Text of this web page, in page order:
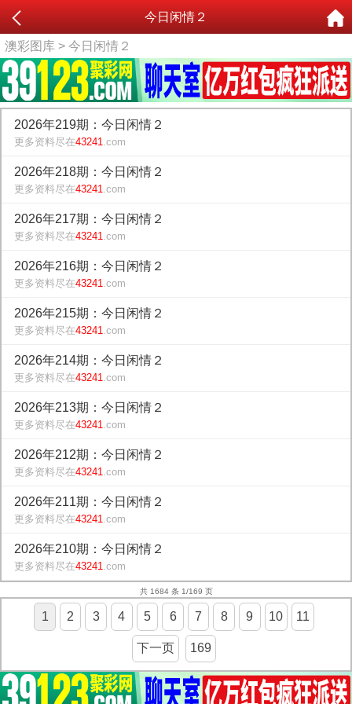
今日闲情２
澳彩图库 > 今日闲情２
2026年219期：今日闲情２
更多资料尽在43241.com
2026年218期：今日闲情２
更多资料尽在43241.com
2026年217期：今日闲情２
更多资料尽在43241.com
2026年216期：今日闲情２
更多资料尽在43241.com
2026年215期：今日闲情２
更多资料尽在43241.com
2026年214期：今日闲情２
更多资料尽在43241.com
2026年213期：今日闲情２
更多资料尽在43241.com
2026年212期：今日闲情２
更多资料尽在43241.com
2026年211期：今日闲情２
更多资料尽在43241.com
2026年210期：今日闲情２
更多资料尽在43241.com
共 1684 条 1/169 页
1 2 3 4 5 6 7 8 9 10 11
下一页 169